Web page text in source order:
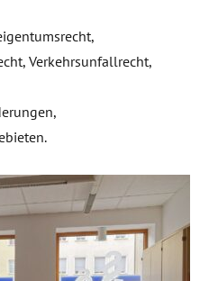
Verkehrsunfallrecht,